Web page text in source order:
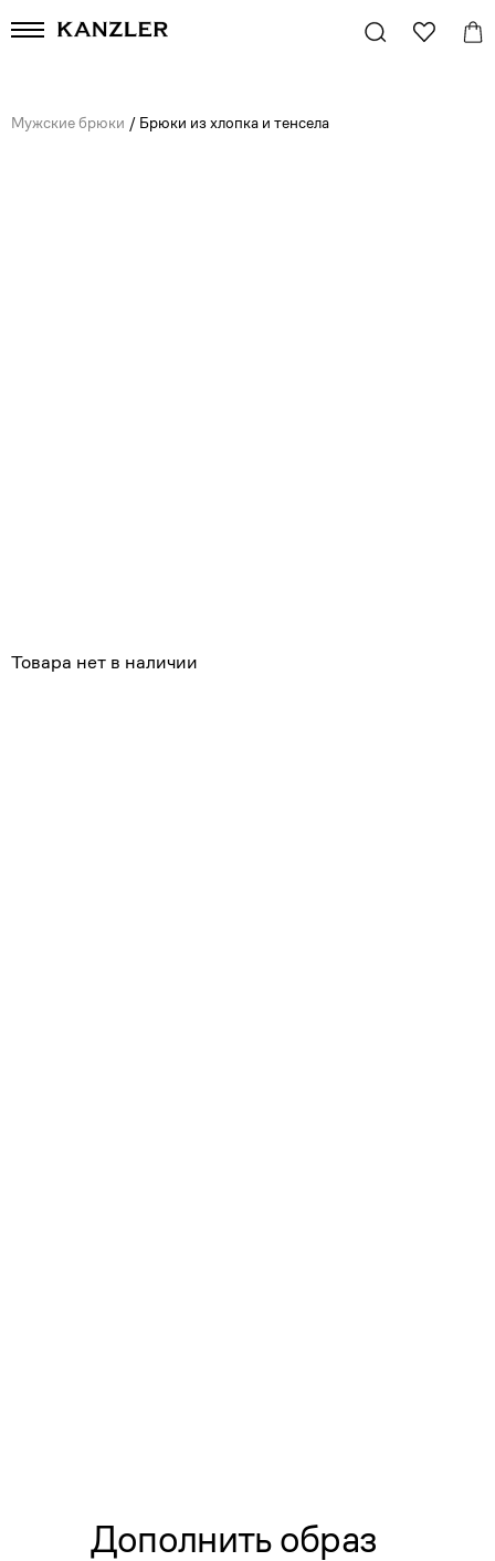
Мужские брюки / Брюки из хлопка и тенсела
Товара нет в наличии
Дополнить образ